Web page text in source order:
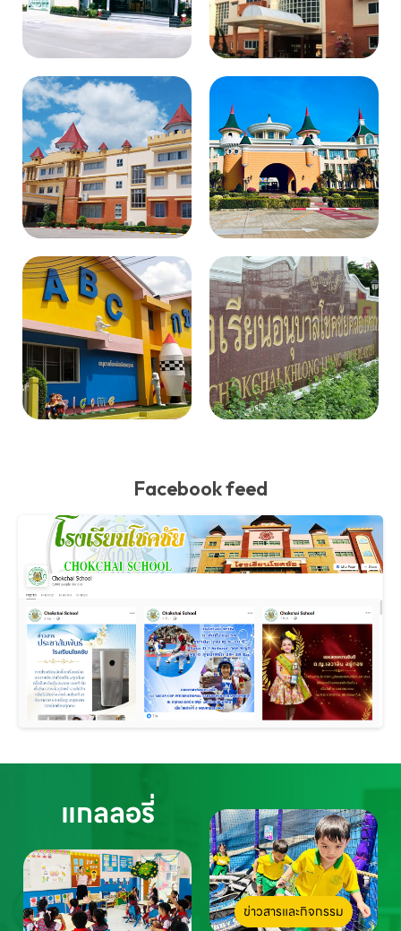
Facebook feed
แกลลอรี่
ข่าวสารและกิจกรรม